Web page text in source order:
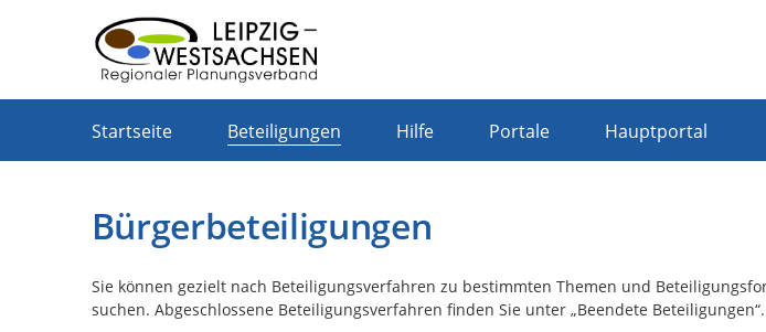
Startseite Beteiligungen Hilfe Portale Hauptportal
Bürgerbeteiligungen
Sie können gezielt nach Beteiligungsverfahren zu bestimmten Themen und
suchen. Abgeschlossene Beteiligungsverfahren finden Sie unter „Beendete Beteiligungen“.